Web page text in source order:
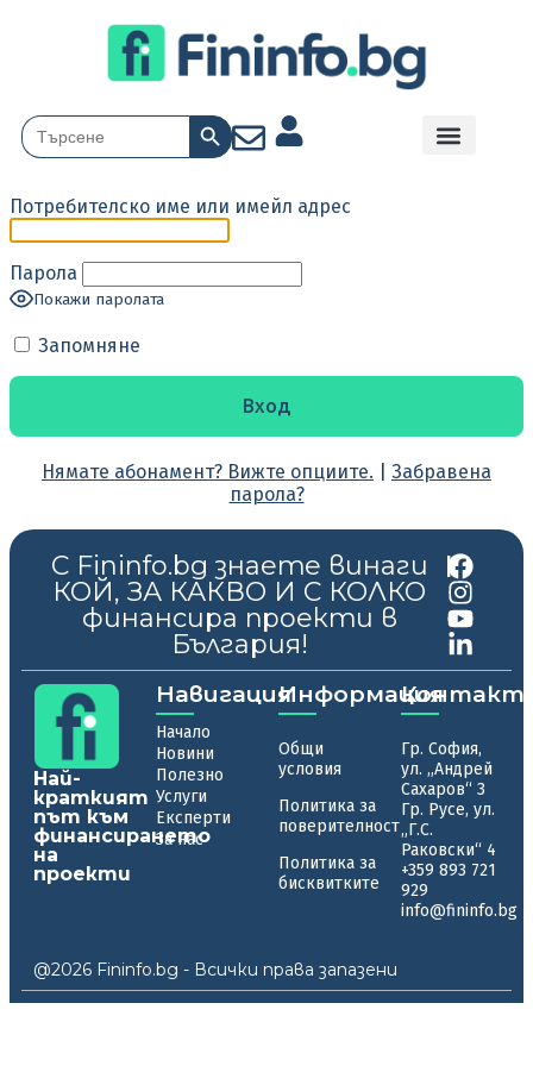
Search
for:
Search Button
Потребителско име или имейл адрес
Парола
Покажи паролата
Запомняне
Нямате абонамент? Вижте опциите.
Забравена
парола?
С Fininfo.bg знаете винаги
КОЙ, ЗА КАКВО И С КОЛКО
финансира проекти в
България!
|
Най-
краткият
път към
финансирането
на
проекти
Навигация
Начало
Новини
Полезно
Услуги
Експерти
За нас
Информация
Общи
условия
Политика за
поверителност
Политика за
бисквитките
Гр. София,
ул. „Андрей
Сахаров“ 3
Гр. Русе, ул.
„Г.С.
Раковски“ 4
+359 893 721
929
info@fininfo.bg
@2026 Fininfo.bg - Всички права запазени